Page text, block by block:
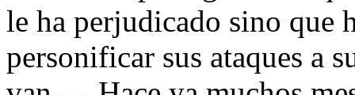
le ha perjudicado sino que
personificar sus ataques a